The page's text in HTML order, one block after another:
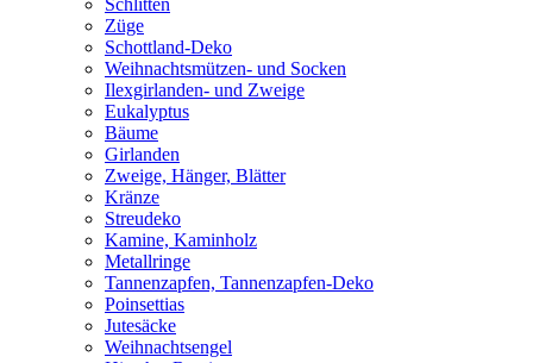
Züge
Schottland-Deko
Weihnachtsmützen- und Socken
Ilexgirlanden- und Zweige
Eukalyptus
Bäume
Girlanden
Zweige, Hänger, Blätter
Kränze
Streudeko
Kamine, Kaminholz
Metallringe
Tannenzapfen, Tannenzapfen-Deko
Poinsettias
Jutesäcke
Weihnachtsengel